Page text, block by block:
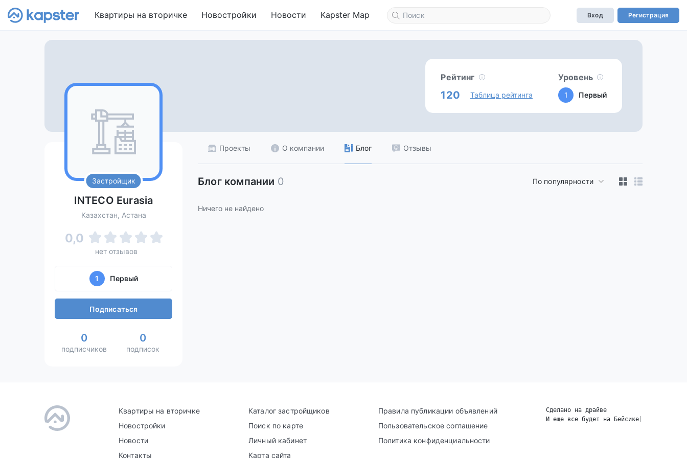
Квартиры на вторичке Новостройки Новости Kapster Map Вход Регистрация
Рейтинг
120 Таблица рейтинга
Уровень
1 Первый
Застройщик
INTECO Eurasia
Казахстан, Астана
0,0
нет отзывов
1 Первый
Подписаться
0
подписчиков
0
подписок
Проекты О компании Блог Отзывы
Блог компании 0 По популярности
Ничего не найдено
Квартиры на вторичке
Новостройки
Новости
Контакты
Каталог застройщиков
Поиск по карте
Личный кабинет
Карта сайта
Правила публикации объявлений
Пользовательское соглашение
Политика конфиденциальности
Сделано на драйве
И еще все будет на Бейсике